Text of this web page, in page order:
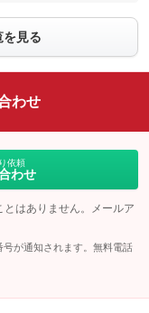
を見る
わせ
依頼
わせ
はありません。メールア
が通知されます。無料電話